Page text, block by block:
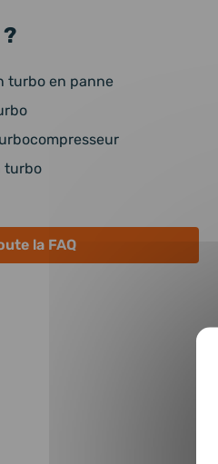
turbo en panne
turbo
la FAQ